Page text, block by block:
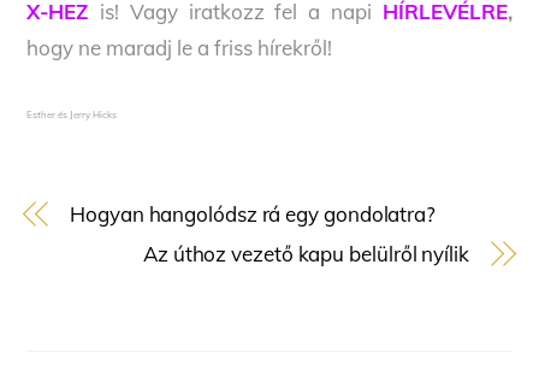
X-HEZ is! Vagy iratkozz fel a napi HÍRLEVÉLRE,
hogy ne maradj le a friss hírekről!
Esther és Jerry Hicks
Hogyan hangolódsz rá egy gondolatra?
Az úthoz vezető kapu belülről nyílik